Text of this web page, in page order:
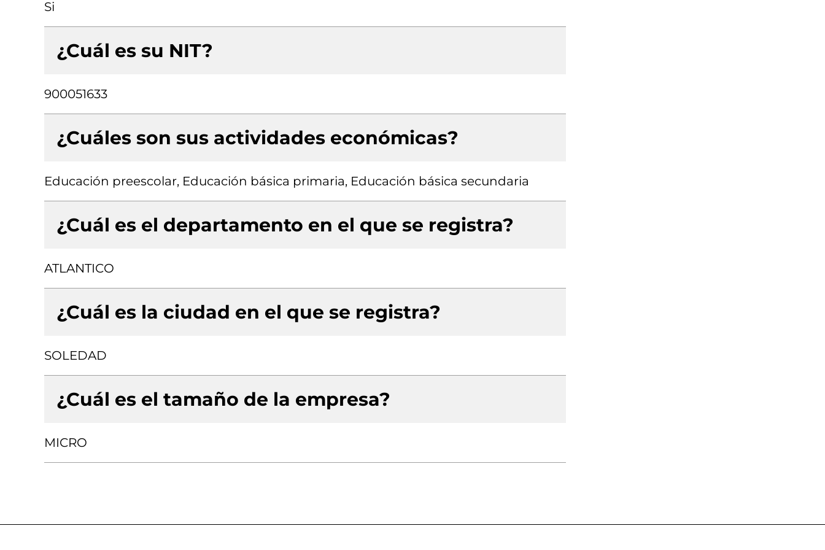
Si
¿Cuál es su NIT?
900051633
¿Cuáles son sus actividades económicas?
Educación preescolar, Educación básica primaria, Educación básica secundaria
¿Cuál es el departamento en el que se registra?
ATLANTICO
¿Cuál es la ciudad en el que se registra?
SOLEDAD
¿Cuál es el tamaño de la empresa?
MICRO